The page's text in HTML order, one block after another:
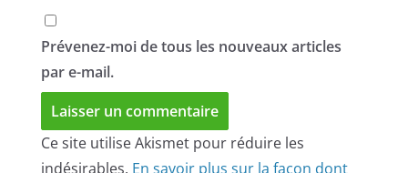
Prévenez-moi de tous les nouveaux articles
par e-mail.
Ce site utilise Akismet pour réduire les
indésirables. En savoir plus sur la façon dont